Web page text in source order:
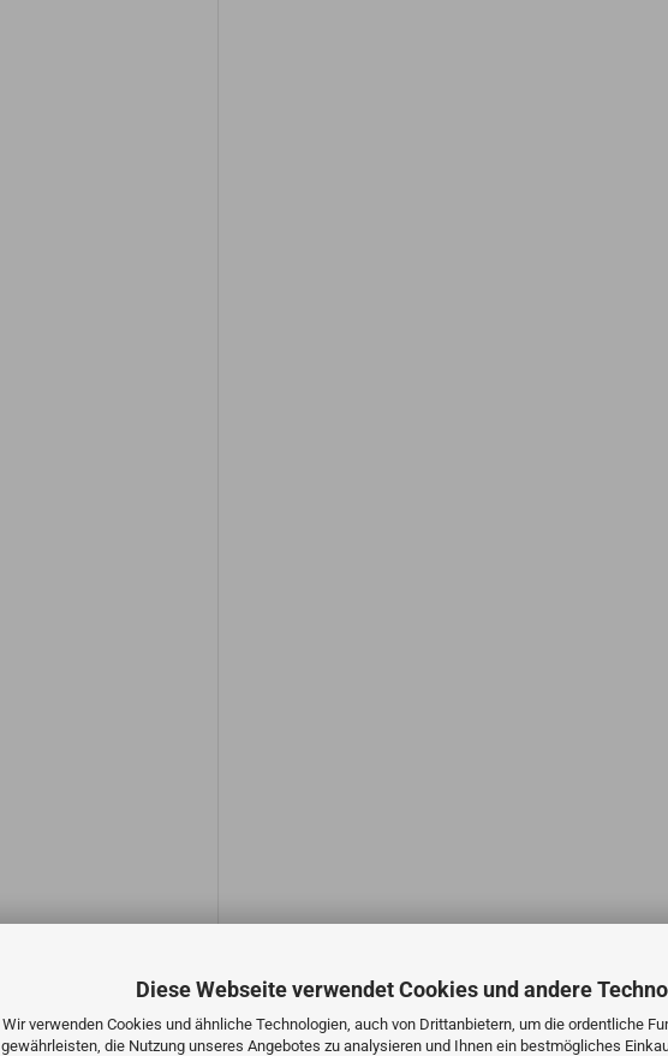
Diese Webseite verwendet Cookies und andere
Wir verwenden Cookies und ähnliche Technologien, auch von Drittanbietern, um die ordentliche
gewährleisten, die Nutzung unseres Angebotes zu analysieren und Ihnen ein bestmögliches